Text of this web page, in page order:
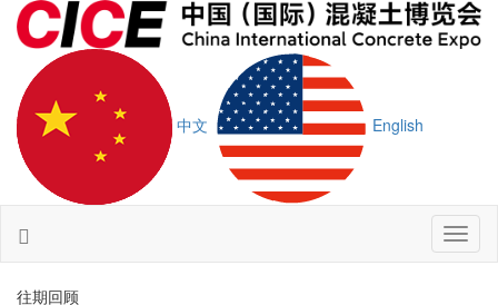
中文 English
往期回顾